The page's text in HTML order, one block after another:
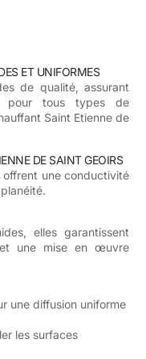
ET UNIFORMES
de qualité, assurant
pour tous types de
Saint Etienne de
DE SAINT GEOIRS
offrent une conductivité
elles garantissent
et une mise en œuvre
une diffusion uniforme
les surfaces